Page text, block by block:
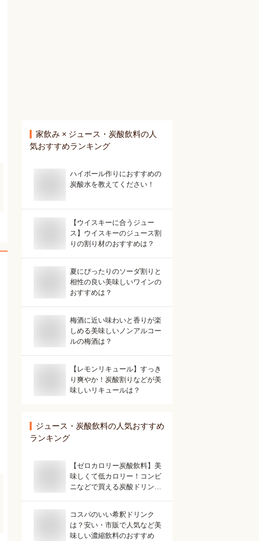
家飲み × ジュース・炭酸飲料の人
気おすすめランキング
ハイボール作りにおすすめの
炭酸水を教えてください！
【ウイスキーに合うジュー
ス】ウイスキーのジュース割
りの割り材のおすすめは？
夏にぴったりのソーダ割りと
相性の良い美味しいワインの
おすすめは？
梅酒に近い味わいと香りが楽
しめる美味しいノンアルコー
ルの梅酒は？
【レモンリキュール】すっき
り爽やか！炭酸割りなどが美
味しいリキュールは？
ジュース・炭酸飲料の人気おすすめ
ランキング
【ゼロカロリー炭酸飲料】美
味しくて低カロリー！コンビ
ニなどで買える炭酸ドリンク
コスパのいい希釈ドリンク
は？安い・市販で人気など美
味しい濃縮飲料のおすすめ